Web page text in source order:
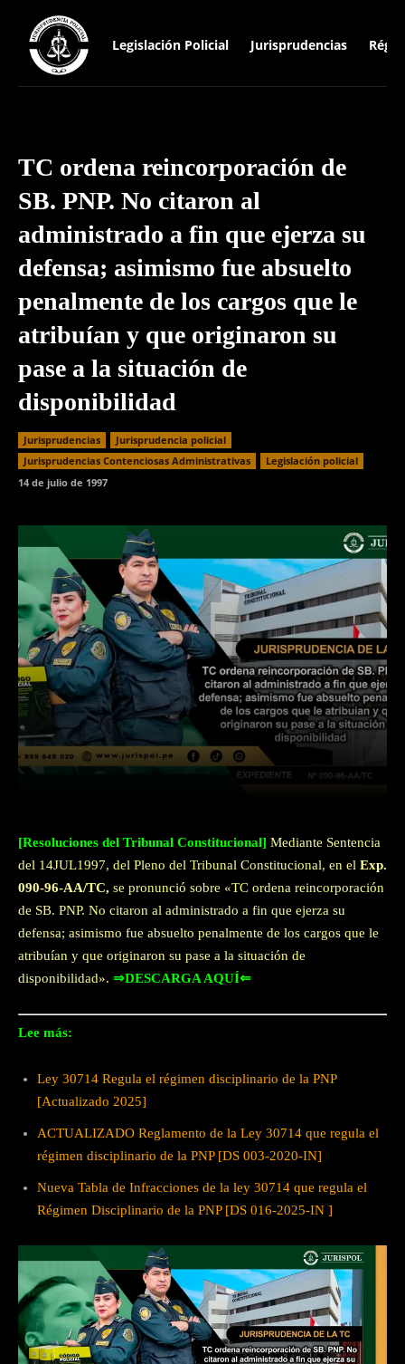
Legislación Policial Jurisprudencias
TC ordena reincorporación de
SB. PNP. No citaron al
administrado a fin que ejerza su
defensa; asimismo fue absuelto
penalmente de los cargos que le
atribuían y que originaron su
pase a la situación de
disponibilidad
Jurisprudencias
Jurisprudencia policial
Jurisprudencias Contenciosas Administrativas
Legislación policial
14 de julio de 1997
WhatsApp
[Resoluciones del Tribunal Constitucional] Mediante Sentencia
del 14JUL1997, del Pleno del Tribunal Constitucional, en el Exp.
090-96-AA/TC, se pronunció sobre «TC ordena reincorporación
de SB. PNP. No citaron al administrado a fin que ejerza su
defensa; asimismo fue absuelto penalmente de los cargos que le
atribuían y que originaron su pase a la situación de
disponibilidad». ⇒DESCARGA AQUÍ⇐
Lee más:
Ley 30714 Regula el régimen disciplinario de la PNP
[Actualizado 2025]
ACTUALIZADO Reglamento de la Ley 30714 que regula el
régimen disciplinario de la PNP [DS 003-2020-IN]
Nueva Tabla de Infracciones de la ley 30714 que regula el
Régimen Disciplinario de la PNP [DS 016-2025-IN ]